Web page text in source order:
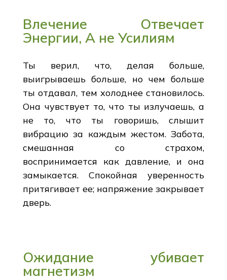
Влечение Отвечает
Энергии, А не Усилиям
Ты верил, что, делая больше,
выигрываешь больше, но чем больше
ты отдавал, тем холоднее становилось.
Она чувствует то, что ты излучаешь, а
не то, что ты говоришь, слышит
вибрацию за каждым жестом. Забота,
смешанная со страхом,
воспринимается как давление, и она
замыкается. Спокойная уверенность
притягивает ее; напряжение закрывает
дверь.
Ожидание убивает
магнетизм